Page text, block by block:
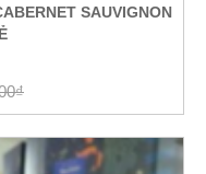
SAUVIGNON